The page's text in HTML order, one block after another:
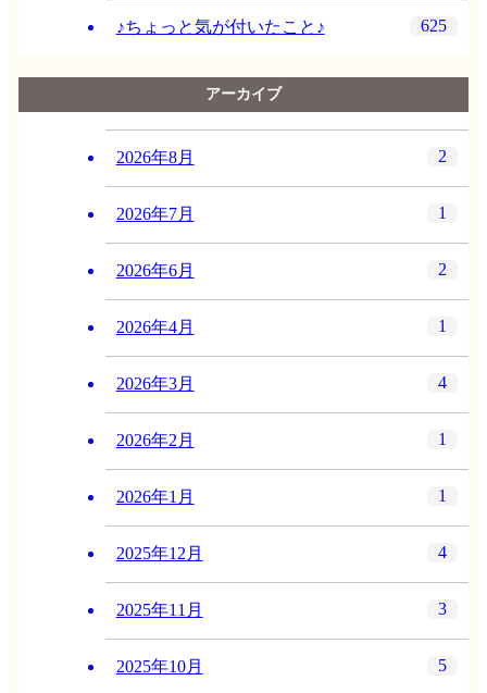
♪ちょっと気が付いたこと♪ 625
アーカイブ
2026年8月 2
2026年7月 1
2026年6月 2
2026年4月 1
2026年3月 4
2026年2月 1
2026年1月 1
2025年12月 4
2025年11月 3
2025年10月 5